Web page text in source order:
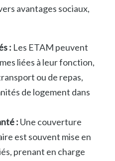
avantages sociaux,
: Les ETAM peuvent
liées à leur fonction,
ou de repas,
de logement dans
: Une couverture
est souvent mise en
prenant en charge